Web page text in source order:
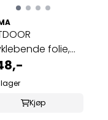
folie,
ark, 210x297 ...
Kjøp